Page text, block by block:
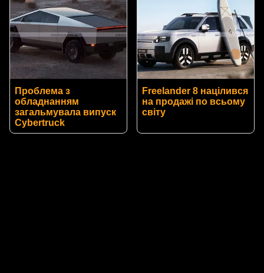
Проблема з
обладнанням
загальмувала випуск
Cybertruck
Freelander 8 націлився
на продажі по всьому
світу